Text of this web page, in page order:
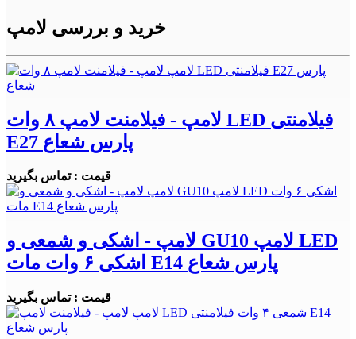
خرید و بررسی لامپ
لامپ - فیلامنت لامپ ۸ وات LED فیلامنتی
E27 پارس شعاع
قیمت : تماس بگیرید
لامپ - اشکی و شمعی و GU10 لامپ LED
اشکی ۶ وات مات E14 پارس شعاع
قیمت : تماس بگیرید